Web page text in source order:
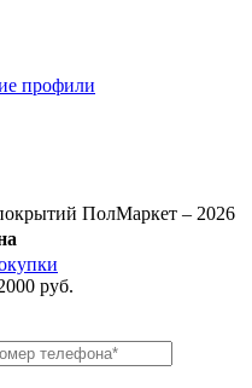
профили
ПолМаркет – 2026
руб.